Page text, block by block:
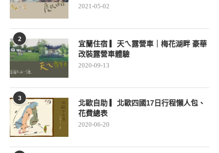
2021-05-02
2
宜蘭住宿 ▎天ㄟ露營車｜梅花湖畔 豪華
改裝露營車體驗
2020-09-13
3
北歐自助 ▎北歐四國17日行程懶人包、
花費總表
2020-06-20